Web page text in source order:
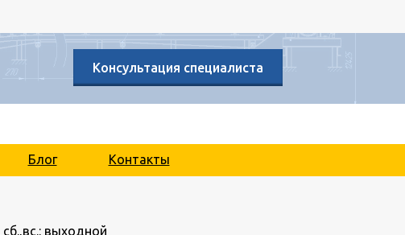
Консультация специалиста
Блог Контакты
сб.,вс.: выходной